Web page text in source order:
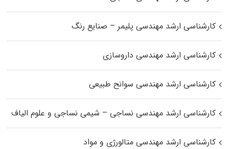
کارشناسی ارشد مهندسی پلیمر – صنایع رنگ
کارشناسی ارشد مهندسی داروسازی
کارشناسی ارشد مهندسی سوانح طبیعی
کارشناسی ارشد مهندسی نساجی – شیمی نساجی و علوم الیاف
کارشناسی ارشد مهندسی متالورژی و مواد